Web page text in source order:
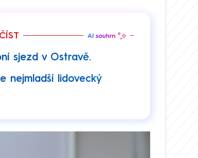
sjezd v Ostravě.
nejmladší lidovecký